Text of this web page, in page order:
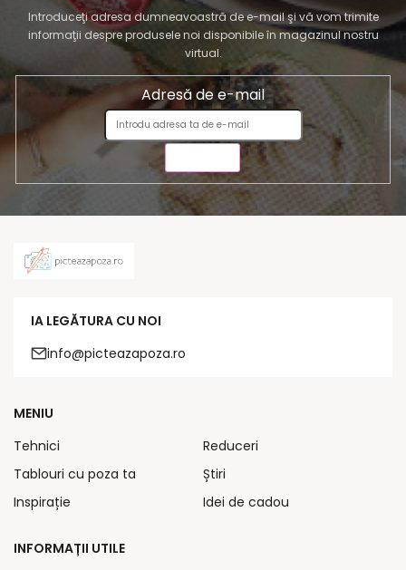
Introduceţi adresa dumneavoastră de e-mail şi vă vom trimite
informaţii despre produsele noi disponibile în magazinul nostru
virtual.
Adresă de e-mail
IA LEGĂTURA CU NOI
info@picteazapoza.ro
MENIU
Tehnici
Tablouri cu poza ta
Inspirație
Reduceri
Știri
Idei de cadou
INFORMAȚII UTILE